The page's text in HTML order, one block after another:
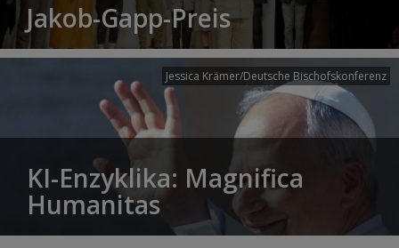
Jakob-Gapp-Preis
Jessica Krämer/Deutsche Bischofskonferenz
KI-Enzyklika: Magnifica
Humanitas